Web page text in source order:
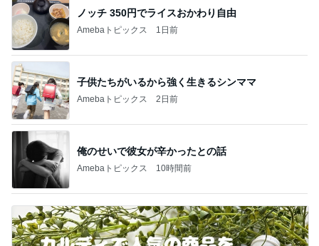
ノッチ 350円でライスおかわり自由
Amebaトピックス 1日前
子供たちがいるから強く生きるシンママ
Amebaトピックス 2日前
俺のせいで彼女が辛かったとの話
Amebaトピックス 10時間前